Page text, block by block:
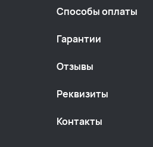
Способы оплаты
Гарантии
Отзывы
Реквизиты
Контакты